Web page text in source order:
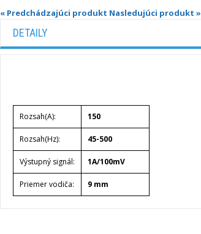
« Predchádzajúci produkt Nasledujúci produkt »
DETAILY
Rozsah(A): 150
Rozsah(Hz): 45-500
Výstupný signál: 1A/100mV
Priemer vodiča: 9 mm